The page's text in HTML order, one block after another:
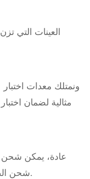
مثالية لضمان
شحن الطلبات بالجملة في غضون 7-10 أيام.